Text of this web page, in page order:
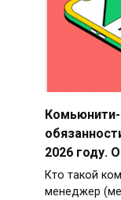
2026 году.
Кто такой
менеджер